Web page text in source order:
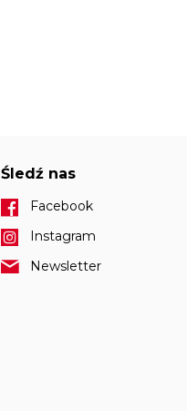
Śledź nas
Facebook
Instagram
Newsletter